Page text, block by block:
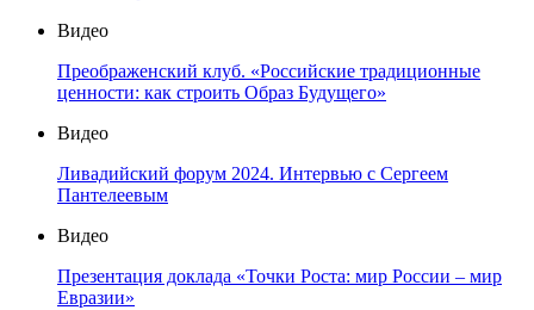
Видео
Преображенский клуб. «Российские традиционные
ценности: как строить Образ Будущего»
Видео
Ливадийский форум 2024. Интервью с Сергеем
Пантелеевым
Видео
Презентация доклада «Точки Роста: мир России – мир
Евразии»